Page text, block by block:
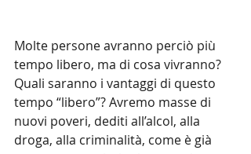
Molte persone avranno perciò più
tempo libero, ma di cosa vivranno?
Quali saranno i vantaggi di questo
tempo “libero”? Avremo masse di
nuovi poveri, dediti all’alcol, alla
droga, alla criminalità, come è già